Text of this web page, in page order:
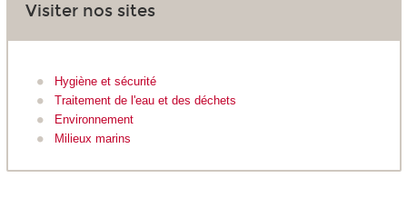
Visiter nos sites
Hygiène et sécurité
Traitement de l'eau et des déchets
Environnement
Milieux marins